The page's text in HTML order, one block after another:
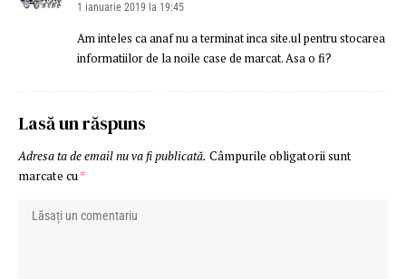
1 ianuarie 2019 la 19:45
Am inteles ca anaf nu a terminat inca site.ul pentru stocarea
informatiilor de la noile case de marcat. Asa o fi?
Lasă un răspuns
Adresa ta de email nu va fi publicată. Câmpurile obligatorii sunt
marcate cu*